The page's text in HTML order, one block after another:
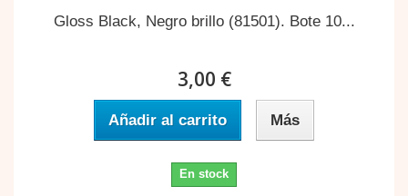
Gloss Black, Negro brillo (81501). Bote 10...
3,00 €
Añadir al carrito Más
En stock